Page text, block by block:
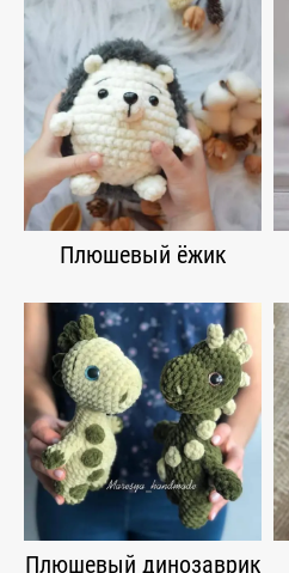
Плюшевый ёжик
Плюшевый динозаврик